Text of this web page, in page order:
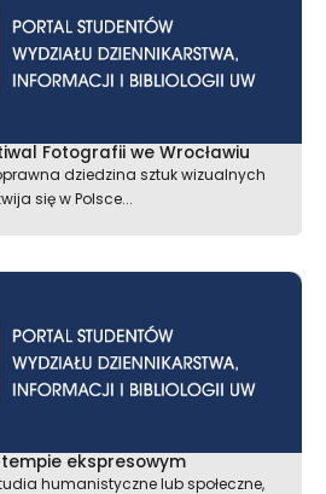
Fotografii we Wrocławiu
dziedzina sztuk wizualnych
się w Polsce...
tempie ekspresowym
humanistyczne lub społeczne,